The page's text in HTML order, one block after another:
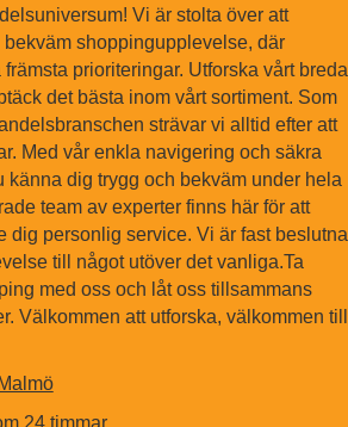
Vi är stolta över att
shoppingupplevelse, där
prioriteringar. Utforska vårt breda
det bästa inom vårt sortiment. Som
strävar vi alltid efter att
Med vår enkla navigering och säkra
känna dig trygg och bekväm under hela
team av experter finns här för att
dig personlig service. Vi är fast beslutna
till något utöver det vanliga.Ta
med oss och låt oss tillsammans
Välkommen att utforska, välkommen till
Malmö
24 timmar.